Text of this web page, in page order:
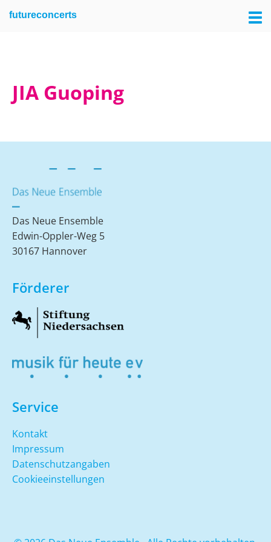
Skip
Skip
futureconcerts
JIA Guoping
Das Neue Ensemble
Edwin-Oppler-Weg 5
30167 Hannover
Förderer
Service
Kontakt
Impressum
Datenschutzangaben
Cookieeinstellungen